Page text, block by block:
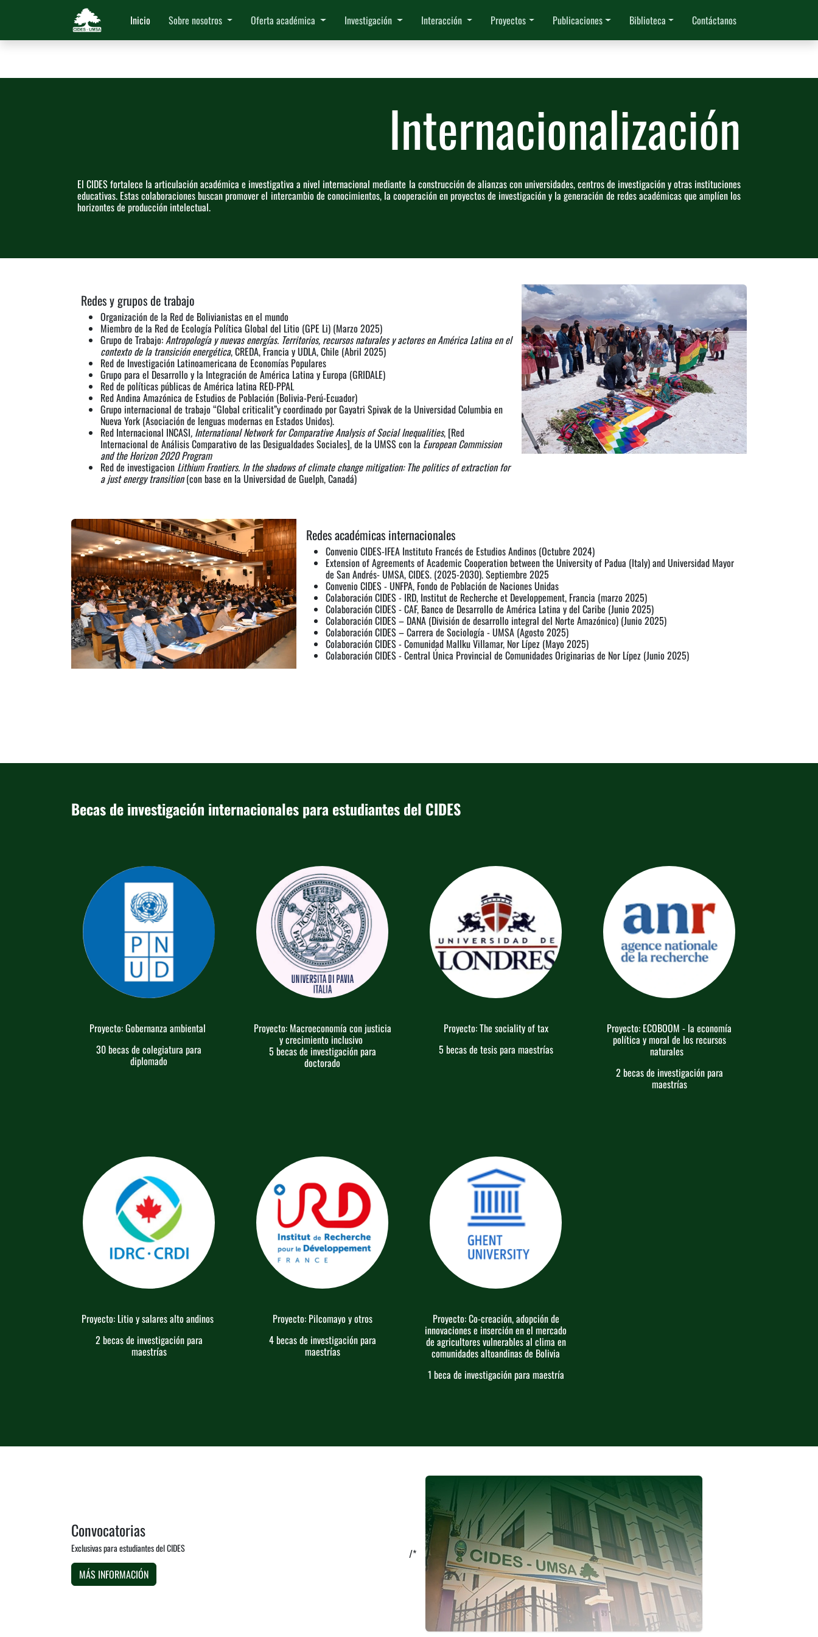
Inicio Sobre nosotros Oferta académica Investigación Interacción Proyectos Publicaciones Biblioteca Contáctanos
Internacionalización
El CIDES fortalece la articulación académica e investigativa a nivel internacional mediante la construcción de alianzas con universidades, centros de investigación y otras instituciones
educativas. Estas colaboraciones buscan promover el intercambio de conocimientos, la cooperación en proyectos de investigación y la generación de redes académicas que amplíen los
horizontes de producción intelectual.
Redes y grupos de trabajo
Organización de la Red de Bolivianistas en el mundo
Miembro de la Red de Ecología Política Global del Litio (GPE Li) (Marzo 2025)
Grupo de Trabajo:Antropología y nuevas energías. Territorios, recursos naturales y actores en América Latina en el
contexto de la transición energética, CREDA, Francia y UDLA, Chile (Abril 2025)
Red de Investigación Latinoamericana de Economías Populares
Grupo para el Desarrollo y la Integración de América Latina y Europa (GRIDALE)
Red de políticas públicas de América latina RED-PPAL
Red Andina Amazónica de Estudios de Población (Bolivia-Perú-Ecuador)
Grupo internacional de trabajo “Global criticalit”y coordinado por Gayatri Spivak de la Universidad Columbia en
Nueva York (Asociación de lenguas modernas en Estados Unidos).
Red Internacional INCASI, International Network for Comparative Analysis of Social Inequalities, [Red
Internacional de Análisis Comparativo de las Desigualdades Sociales], de la UMSS con la European Commission
and the Horizon 2020 Program
Red de investigacion Lithium Frontiers. In the shadows of climate change mitigation: The politics of extraction for
a just energy transition(con base en la Universidad de Guelph, Canadá)
Redes académicas internacionales
Convenio CIDES-IFEA Instituto Francés de Estudios Andinos (Octubre 2024)
Extension of Agreements of Academic Cooperation between the University of Padua (Italy) and Universidad Mayor
de San Andrés- UMSA, CIDES. (2025-2030). Septiembre 2025
Convenio CIDES - UNFPA, Fondo de Población de Naciones Unidas
Colaboración CIDES - IRD, Institut de Recherche et Developpement, Francia (marzo 2025)
Colaboración CIDES - CAF, Banco de Desarrollo de América Latina y del Caribe (Junio 2025)
Colaboración CIDES – DANA (División de desarrollo integral del Norte Amazónico) (Junio 2025)
Colaboración CIDES – Carrera de Sociología - UMSA (Agosto 2025)
Colaboración CIDES - Comunidad Mallku Villamar, Nor Lípez (Mayo 2025)
Colaboración CIDES - Central Única Provincial de Comunidades Originarias de Nor Lípez (Junio 2025)
Becas de investigación internacionales para estudiantes del CIDES
Proyecto: Gobernanza ambiental
30 becas de colegiatura para
diplomado
Proyecto: Macroeconomía con justicia
y crecimiento inclusivo
5 becas de investigación para
doctorado
Proyecto: The sociality of tax
5 becas de tesis para maestrías
Proyecto: ECOBOOM - la economía
política y moral de los recursos
naturales
2 becas de investigación para
maestrías
Proyecto: Litio y salares alto andinos
2 becas de investigación para
maestrías
Proyecto: Pilcomayo y otros
4 becas de investigación para
maestrías
Proyecto: Co-creación, adopción de
innovaciones e inserción en el mercado
de agricultores vulnerables al clima en
comunidades altoandinas de Bolivia
1 beca de investigación para maestría
Convocatorias
Exclusivas para estudiantes del CIDES
MÁS INFORMACIÓN
/*